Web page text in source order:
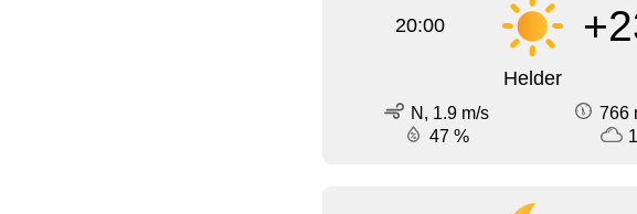
20:00
Helder
N, 1.9 m/s
766
47 %